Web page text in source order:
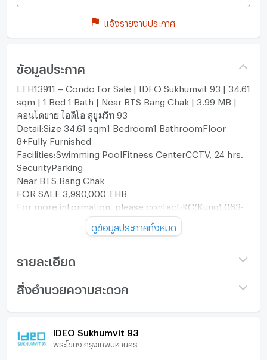
แจ้งรายงานประกาศ
ข้อมูลประกาศ
LTH13911 – Condo for Sale | IDEO Sukhumvit 93 | 34.61
sqm | 1 Bed 1 Bath | Near BTS Bang Chak | 3.99 MB |
คอนโดขาย ไอดีโอ สุขุมวิท 93
Detail:Size 34.61 sqm1 Bedroom1 BathroomFloor
8+Fully Furnished
Facilities:Swimming PoolFitness CenterCCTV, 24 hrs.
SecurityParking
Near BTS Bang Chak
FOR SALE 3,990,000 THB
For more information, please contact:KC(Kung) 063-
369-5994Office: +66(0)96-945-8392Line ID:
@lethEmail: kc_let@liberalestateth.comIG:
liberal_estate_thwww.liberalestateth.com
#CondoForSale #Bangchak
ดูข้อมูลประกาศทั้งหมด
รายละเอียด
ชื่อโครงการ IDEO Sukhumvit 93
รูปแบบห้อง
สิ่งอำนวยความสะดวก
ภายในห้อง ภายในโครงการ
เฟอร์นิเจอร์
IDEO Sukhumvit 93
พระโขนง กรุงเทพมหานคร